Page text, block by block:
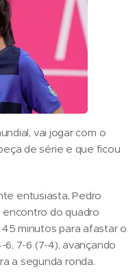
vai jogar com o
de série e que ficou
entusiasta, Pedro
encontro do quadro
minutos para afastar o
6, 7-6 (7-4), avançando
a segunda ronda.